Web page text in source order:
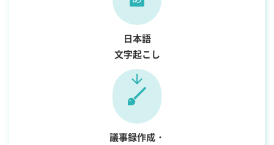
日本語
文字起こし
議事録作成・